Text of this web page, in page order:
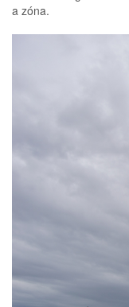
a zóna.